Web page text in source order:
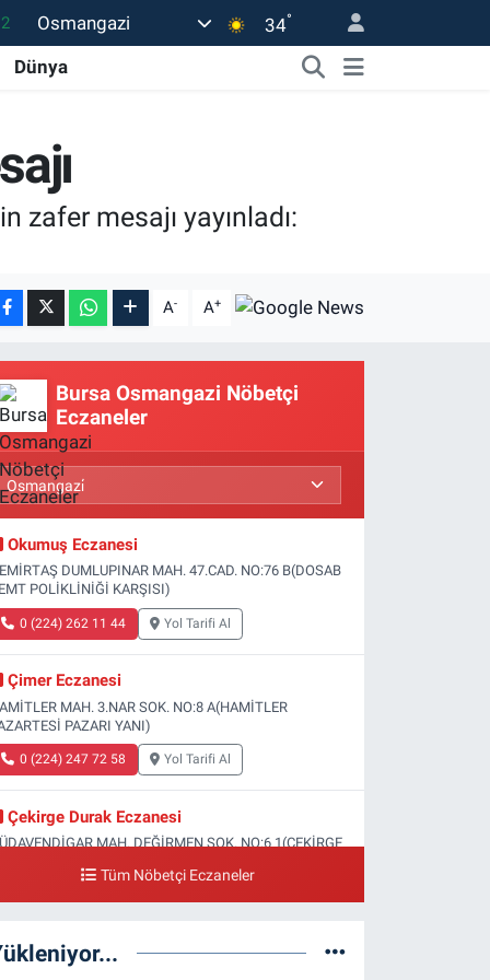
Osmangazi 34°
Dünya
zafer mesajı yayınladı:
A- A+
Bursa Osmangazi Nöbetçi
Eczaneler
Okumuş Eczanesi
DUMLUPINAR MAH. 47.CAD. NO:76 B(DOSAB
POLİKLİNİĞİ KARŞISI)
0 (224) 262 11 44 Yol Tarifi Al
Çimer Eczanesi
MAH. 3.NAR SOK. NO:8 A(HAMİTLER
PAZARI YANI)
0 (224) 247 72 58 Yol Tarifi Al
Çekirge Durak Eczanesi
MAH. DEĞİRMEN SOK. NO:6 1(ÇEKİRGE
Engin Eczanesi
Tüm Nöbetçi Eczaneler